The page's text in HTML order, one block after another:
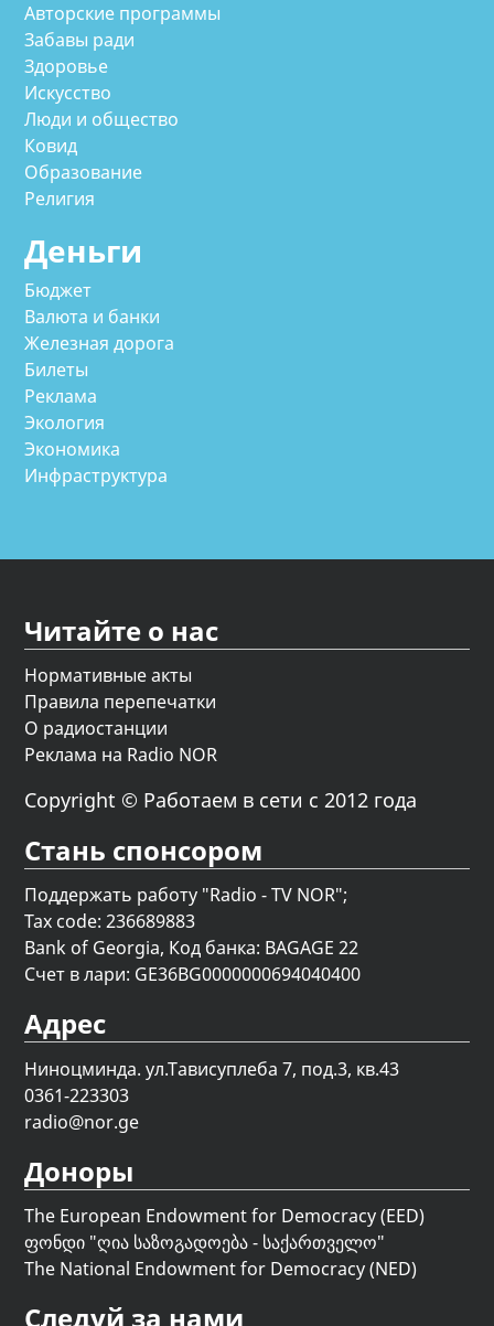
Авторские программы
Забавы ради
Здоровье
Искусство
Люди и общество
Ковид
Образование
Религия
Деньги
Бюджет
Валюта и банки
Железная дорога
Билеты
Реклама
Экология
Экономика
Инфраструктура
Читайте о нас
Нормативные акты
Правила перепечатки
О радиостанции
Реклама на Radio NOR
Copyright © Работаем в сети с 2012 года
Стань спонсором
Поддержать работу "Radio - TV NOR";
Tax code: 236689883
Bank of Georgia, Код банка: BAGAGE 22
Счет в лари: GE36BG0000000694040400
Адрес
Ниноцминда. ул.Тависуплеба 7, под.3, кв.43
0361-223303
radio@nor.ge
Доноры
The European Endowment for Democracy (EED)
ფონდი "ღია საზოგადოება - საქართველო"
The National Endowment for Democracy (NED)
Следуй за нами